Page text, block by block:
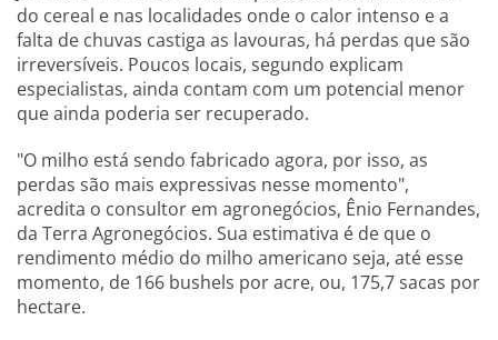
do cereal e nas localidades onde o calor intenso e a
falta de chuvas castiga as lavouras, há perdas que são
irreversíveis. Poucos locais, segundo explicam
especialistas, ainda contam com um potencial menor
que ainda poderia ser recuperado.
"O milho está sendo fabricado agora, por isso, as
perdas são mais expressivas nesse momento",
acredita o consultor em agronegócios, Ênio Fernandes,
da Terra Agronegócios. Sua estimativa é de que o
rendimento médio do milho americano seja, até esse
momento, de 166 bushels por acre, ou, 175,7 sacas por
hectare.